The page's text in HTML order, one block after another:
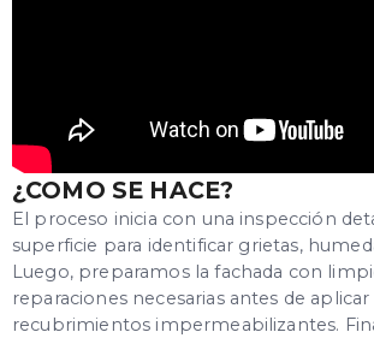
¿COMO SE HACE?
El proceso inicia con una inspección
superficie para identificar grietas,
Luego, preparamos la fachada con
reparaciones necesarias antes de
recubrimientos impermeabilizantes.